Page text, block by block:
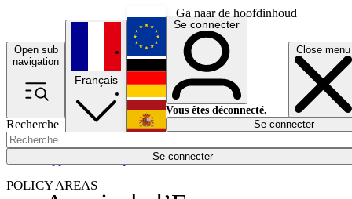
Ga naar de hoofdinhoud
Open sub
navigation
Close menu
Recherche
Se connecter
POLICY AREAS
Économie
Français
English
Deutsch
Español
Se connecter
Vous êtes déconnecté.
Se connecter